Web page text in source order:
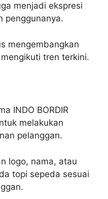
menjadi ekspresi
penggunanya.
mengembangkan
tren terkini.
INDO BORDIR
melakukan
pelanggan.
logo, nama, atau
topi sepeda sesuai